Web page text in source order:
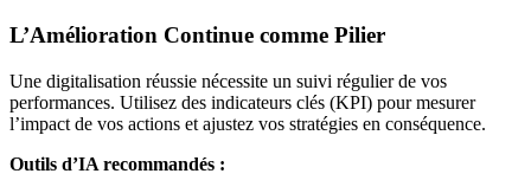
L’Amélioration Continue comme Pilier
Une digitalisation réussie nécessite un suivi régulier de vos
performances. Utilisez des indicateurs clés (KPI) pour mesurer
l’impact de vos actions et ajustez vos stratégies en conséquence.
Outils d’IA recommandés :